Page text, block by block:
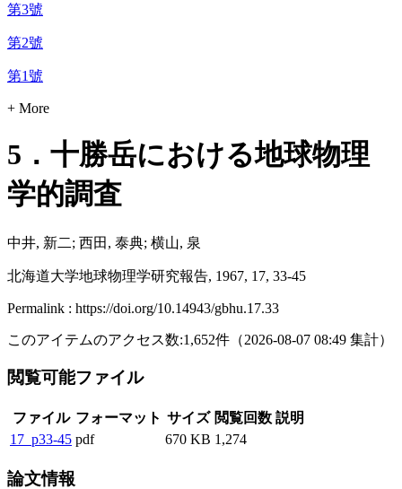
第3號
第2號
第1號
+ More
5．十勝岳における地球物理
学的調査
中井, 新二; 西田, 泰典; 横山, 泉
北海道大学地球物理学研究報告, 1967, 17, 33-45
Permalink : https://doi.org/10.14943/gbhu.17.33
このアイテムのアクセス数:1,652件 （2026-08-07 08:49 集計）
閲覧可能ファイル
ファイル フォーマット サイズ 閲覧回数 説明
17_p33-45 pdf 670 KB 1,274
論文情報